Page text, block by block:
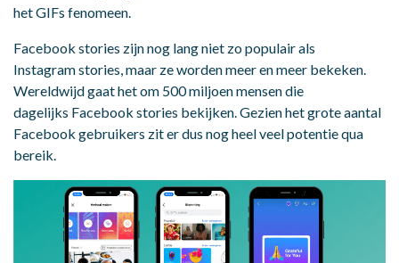
het GIFs fenomeen.
Facebook stories zijn nog lang niet zo populair als
Instagram stories, maar ze worden meer en meer bekeken.
Wereldwijd gaat het om 500 miljoen mensen die
dagelijks Facebook stories bekijken. Gezien het grote aantal
Facebook gebruikers zit er dus nog heel veel potentie qua
bereik.